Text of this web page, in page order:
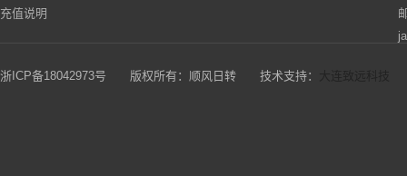
充值说明
浙ICP备18042973号 版权所有：顺风日转 技术支持：